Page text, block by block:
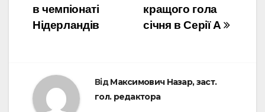
кращого гола
січня в Серії А
в чемпіонаті
Нідерландів
ВідМаксимович Назар, заст.
гол. редактора